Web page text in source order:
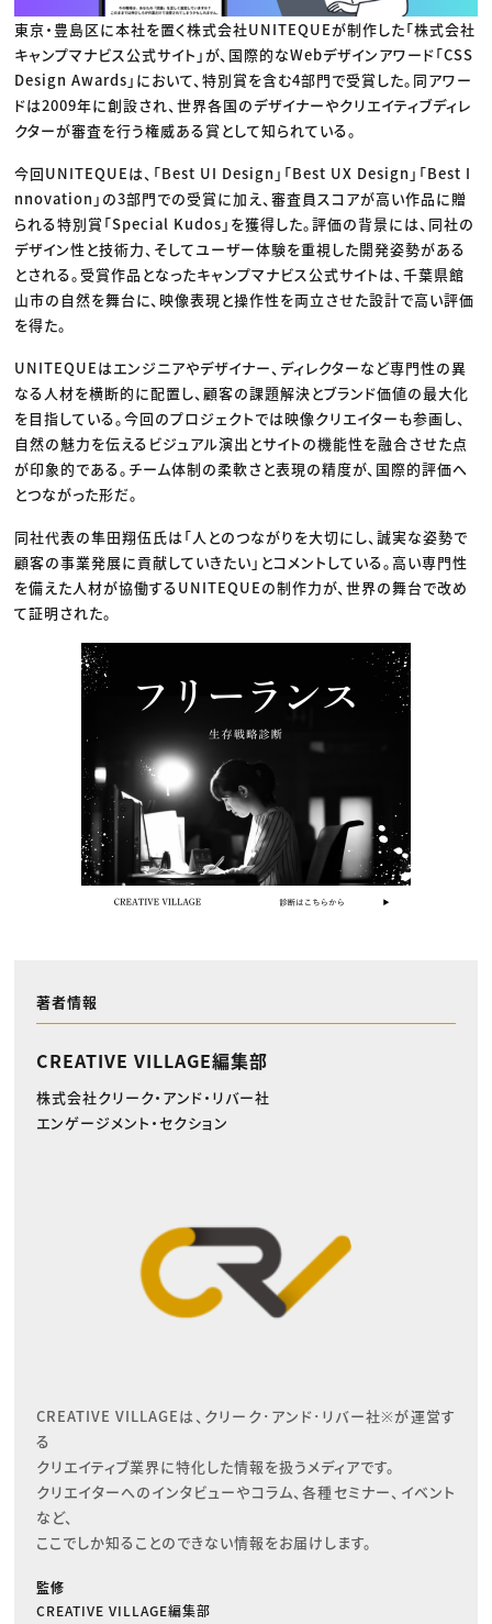
東京・豊島区に本社を置く株式会社UNITEQUEが制作した「株式会社
キャンプマナビス公式サイト」が、国際的なWebデザインアワード「CSS
Design Awards」において、特別賞を含む4部門で受賞した。同アワー
ドは2009年に創設され、世界各国のデザイナーやクリエイティブディレ
クターが審査を行う権威ある賞として知られている。
今回UNITEQUEは、「Best UI Design」「Best UX Design」「Best I
nnovation」の3部門での受賞に加え、審査員スコアが高い作品に贈
られる特別賞「Special Kudos」を獲得した。評価の背景には、同社の
デザイン性と技術力、そしてユーザー体験を重視した開発姿勢がある
とされる。受賞作品となったキャンプマナビス公式サイトは、千葉県館
山市の自然を舞台に、映像表現と操作性を両立させた設計で高い評価
を得た。
UNITEQUEはエンジニアやデザイナー、ディレクターなど専門性の異
なる人材を横断的に配置し、顧客の課題解決とブランド価値の最大化
を目指している。今回のプロジェクトでは映像クリエイターも参画し、
自然の魅力を伝えるビジュアル演出とサイトの機能性を融合させた点
が印象的である。チーム体制の柔軟さと表現の精度が、国際的評価へ
とつながった形だ。
同社代表の隼田翔伍氏は「人とのつながりを大切にし、誠実な姿勢で
顧客の事業発展に貢献していきたい」とコメントしている。高い専門性
を備えた人材が協働するUNITEQUEの制作力が、世界の舞台で改め
て証明された。
著者情報
CREATIVE VILLAGE編集部
株式会社クリーク・アンド・リバー社
エンゲージメント・セクション
CREATIVE VILLAGEは、クリーク･アンド･リバー社※が運営す
る
クリエイティブ業界に特化した情報を扱うメディアです。
クリエイターへのインタビューやコラム、各種セミナー、イベント
など、
ここでしか知ることのできない情報をお届けします。
監修
CREATIVE VILLAGE編集部